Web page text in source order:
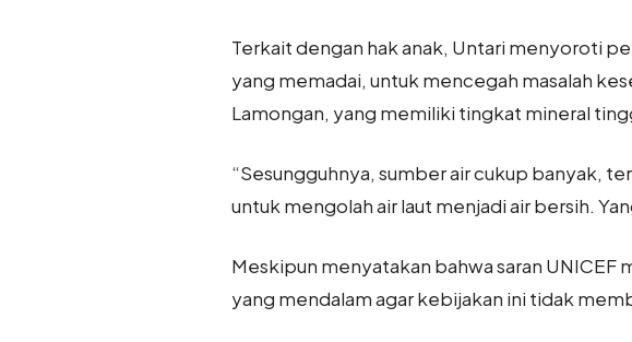
Terkait dengan hak anak, Untari menyoroti
yang memadai, untuk mencegah masalah
Lamongan, yang memiliki tingkat mineral
“Sesungguhnya, sumber air cukup banyak,
untuk mengolah air laut menjadi air bersih.
Meskipun menyatakan bahwa saran UNICEF
yang mendalam agar kebijakan ini tidak